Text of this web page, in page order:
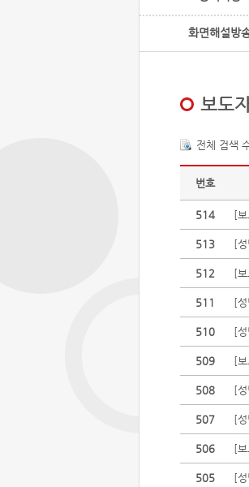
화면해설방
보도
전체 검색
번호
514 [
513 [
512 [
511 [
510 [
509 [
508 [
507 [
506 [
505 [